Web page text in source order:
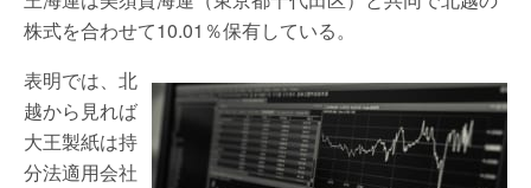
株式を合わせて10.01％保有している。
表明では、北
越から見れば
大王製紙は持
分法適用会社